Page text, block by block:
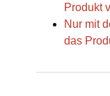
Produkt
Nur mit
das